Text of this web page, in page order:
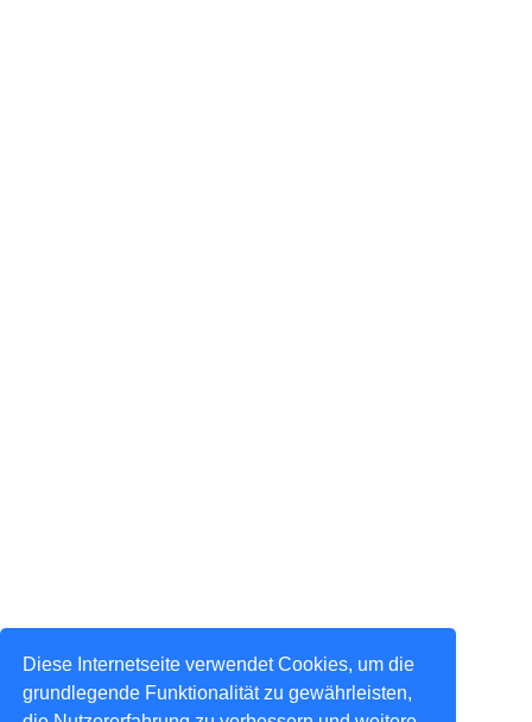
Diese Internetseite verwendet Cookies, um die
grundlegende Funktionalität zu gewährleisten,